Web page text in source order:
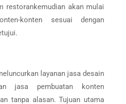
restorankemudian akan mulai
konten sesuai dengan
layanan jasa desain
jasa pembuatan konten
tanpa alasan. Tujuan utama